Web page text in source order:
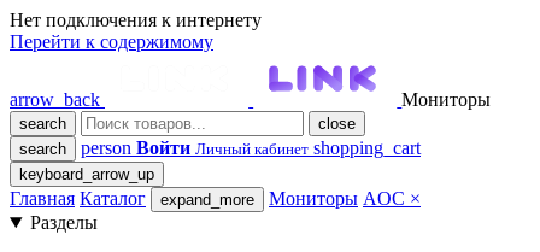
Нет подключения к интернету
Перейти к содержимому
arrow_back Мониторы
search
close
search
person Войти Личный кабинет shopping_cart
keyboard_arrow_up
Главная Каталог expand_more Мониторы AOC ×
Разделы